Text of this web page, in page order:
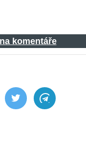
komentáře
Twitter Telegram